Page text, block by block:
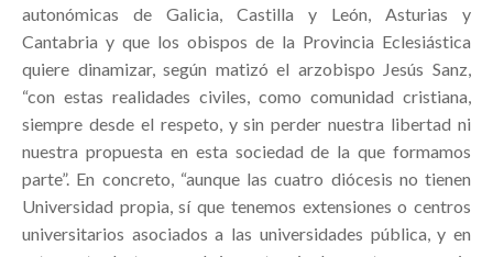
autonómicas de Galicia, Castilla y León, Asturias y
Cantabria y que los obispos de la Provincia Eclesiástica
quiere dinamizar, según matizó el arzobispo Jesús Sanz,
“con estas realidades civiles, como comunidad cristiana,
siempre desde el respeto, y sin perder nuestra libertad ni
nuestra propuesta en esta sociedad de la que formamos
parte”. En concreto, “aunque las cuatro diócesis no tienen
Universidad propia, sí que tenemos extensiones o centros
universitarios asociados a las universidades pública, y en